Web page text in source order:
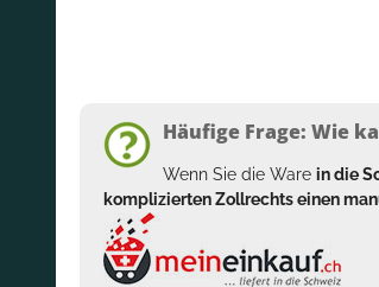
Häufige Frage: Wie
Wenn Sie die Ware in die
komplizierten Zollrechts einen